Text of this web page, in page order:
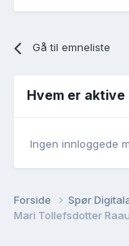
Gå til emneliste
Hvem er aktive
Ingen innloggede
Forside Spør
Mari Tollefsdotter